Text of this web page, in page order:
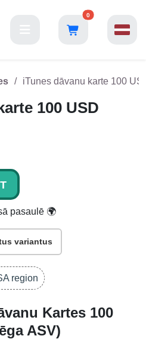
0
iTunes dāvanu karte 100
100 USD
pasaulē 🌍
variantus
region
Kartes 100
ASV)